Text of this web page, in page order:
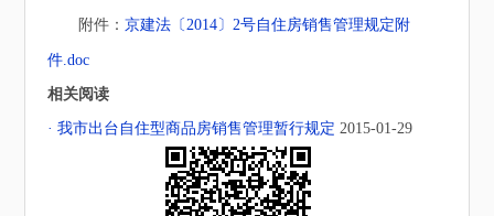
附件：京建法〔2014〕2号自住房销售管理规定附
件.doc
相关阅读
· 我市出台自住型商品房销售管理暂行规定2015-01-29